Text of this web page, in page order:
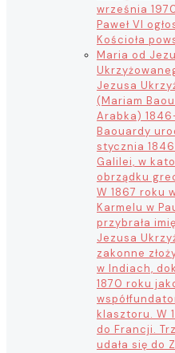
września
Paweł VI
Kościoła
Maria od
Jezusa
(Mariam
Arabka)
Baouardy
stycznia
Galilei, w
obrządku
W 1867 roku
Karmelu w
przybrała
Jezusa
zakonne
w Indiach,
1870 roku
klasztoru. W
do Francji.
udała się do